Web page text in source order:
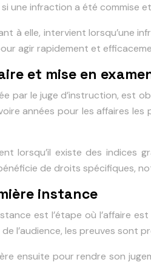
une infraction a été commise
à elle, intervient lorsqu’une
agir rapidement et
et mise en
par le juge d’instruction,
années pour les affaires
lorsqu’il existe des indices
de droits spécifiques,
instance
est l’étape où l’affaire
de l’audience, les preuves
ensuite pour rendre son